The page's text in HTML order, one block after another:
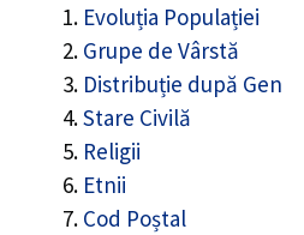
Evoluția Populației
Grupe de Vârstă
Distribuție după Gen
Stare Civilă
Religii
Etnii
Cod Poștal